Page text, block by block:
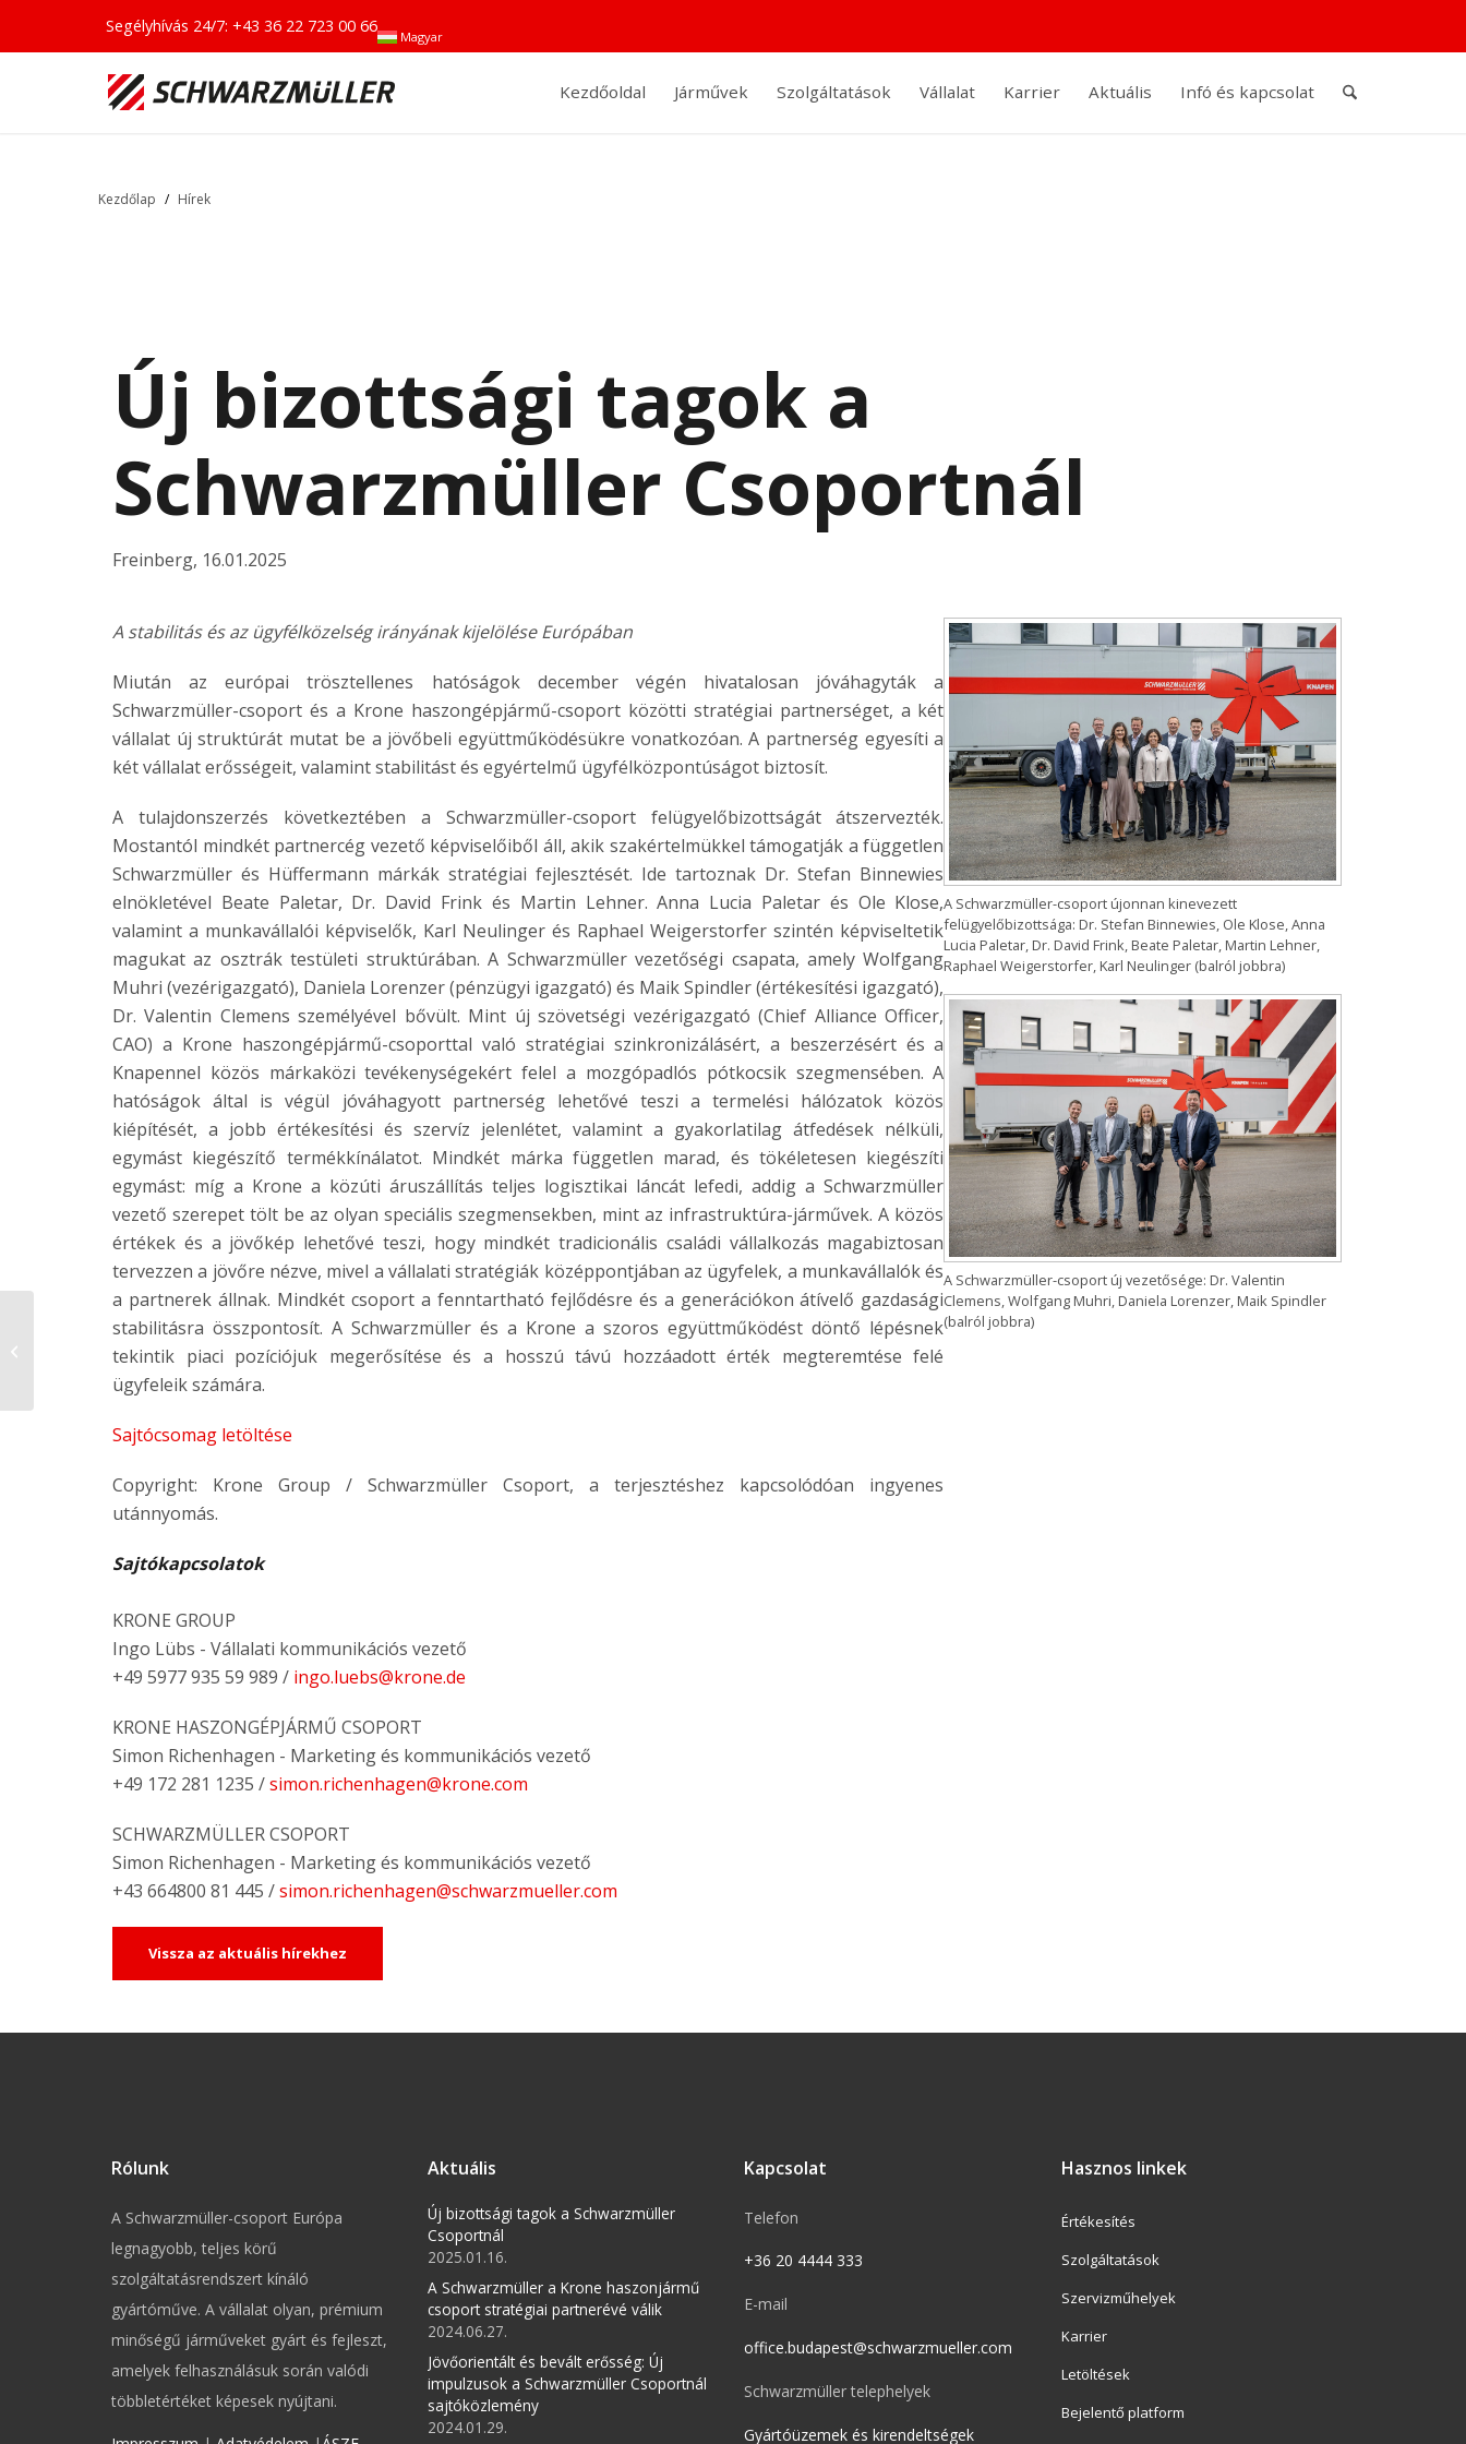
Magyar
Segélyhívás 24/7: +43 36 22 723 00 66
Kezdőoldal Járművek Szolgáltatások Vállalat Karrier Aktuális Infó és kapcsolat
Kezdőlap / Hírek
Új bizottsági tagok a
Schwarzmüller Csoportnál
Freinberg, 16.01.2025
A stabilitás és az ügyfélközelség irányának kijelölése Európában
Miután az európai trösztellenes hatóságok december végén hivatalosan jóváhagyták a
Schwarzmüller-csoport és a Krone haszongépjármű-csoport közötti stratégiai partnerséget, a két
vállalat új struktúrát mutat be a jövőbeli együttműködésükre vonatkozóan. A partnerség egyesíti a
két vállalat erősségeit, valamint stabilitást és egyértelmű ügyfélközpontúságot biztosít.
A tulajdonszerzés következtében a Schwarzmüller-csoport felügyelőbizottságát átszervezték.
Mostantól mindkét partnercég vezető képviselőiből áll, akik szakértelmükkel támogatják a független
Schwarzmüller és Hüffermann márkák stratégiai fejlesztését. Ide tartoznak Dr. Stefan Binnewies
elnökletével Beate Paletar, Dr. David Frink és Martin Lehner. Anna Lucia Paletar és Ole Klose,
valamint a munkavállalói képviselők, Karl Neulinger és Raphael Weigerstorfer szintén képviseltetik
magukat az osztrák testületi struktúrában. A Schwarzmüller vezetőségi csapata, amely Wolfgang
Muhri (vezérigazgató), Daniela Lorenzer (pénzügyi igazgató) és Maik Spindler (értékesítési igazgató),
Dr. Valentin Clemens személyével bővült. Mint új szövetségi vezérigazgató (Chief Alliance Officer,
CAO) a Krone haszongépjármű-csoporttal való stratégiai szinkronizálásért, a beszerzésért és a
Knapennel közös márkaközi tevékenységekért felel a mozgópadlós pótkocsik szegmensében. A
hatóságok által is végül jóváhagyott partnerség lehetővé teszi a termelési hálózatok közös
kiépítését, a jobb értékesítési és szervíz jelenlétet, valamint a gyakorlatilag átfedések nélküli,
egymást kiegészítő termékkínálatot. Mindkét márka független marad, és tökéletesen kiegészíti
egymást: míg a Krone a közúti áruszállítás teljes logisztikai láncát lefedi, addig a Schwarzmüller
vezető szerepet tölt be az olyan speciális szegmensekben, mint az infrastruktúra-járművek. A közös
értékek és a jövőkép lehetővé teszi, hogy mindkét tradicionális családi vállalkozás magabiztosan
tervezzen a jövőre nézve, mivel a vállalati stratégiák középpontjában az ügyfelek, a munkavállalók és
a partnerek állnak. Mindkét csoport a fenntartható fejlődésre és a generációkon átívelő gazdasági
stabilitásra összpontosít. A Schwarzmüller és a Krone a szoros együttműködést döntő lépésnek
tekintik piaci pozíciójuk megerősítése és a hosszú távú hozzáadott érték megteremtése felé
ügyfeleik számára.
Sajtócsomag letöltése
Copyright: Krone Group / Schwarzmüller Csoport, a terjesztéshez kapcsolódóan ingyenes
utánnyomás.
Sajtókapcsolatok
KRONE GROUP
Ingo Lübs - Vállalati kommunikációs vezető
+49 5977 935 59 989 / ingo.luebs@krone.de
KRONE HASZONGÉPJÁRMŰ CSOPORT
Simon Richenhagen - Marketing és kommunikációs vezető
+49 172 281 1235 /simon.richenhagen@krone.com
SCHWARZMÜLLER CSOPORT
Simon Richenhagen - Marketing és kommunikációs vezető
+43 664800 81 445 /simon.richenhagen@schwarzmueller.com
Vissza az aktuális hírekhez
A Schwarzmüller-csoport újonnan kinevezett
felügyelőbizottsága: Dr. Stefan Binnewies, Ole Klose, Anna
Lucia Paletar, Dr. David Frink, Beate Paletar, Martin Lehner,
Raphael Weigerstorfer, Karl Neulinger (balról jobbra)
A Schwarzmüller-csoport új vezetősége: Dr. Valentin
Clemens, Wolfgang Muhri, Daniela Lorenzer, Maik Spindler
(balról jobbra)
Rólunk
A Schwarzmüller-csoport Európa
legnagyobb, teljes körű
szolgáltatásrendszert kínáló
gyártóműve. A vállalat olyan, prémium
minőségű járműveket gyárt és fejleszt,
amelyek felhasználásuk során valódi
többletértéket képesek nyújtani.
Aktuális
Új bizottsági tagok a Schwarzmüller
Csoportnál
2025.01.16.
A Schwarzmüller a Krone haszonjármű
csoport stratégiai partnerévé válik
2024.06.27.
Jövőorientált és bevált erősség: Új
impulzusok a Schwarzmüller Csoportnál
sajtóközlemény
2024.01.29.
Kapcsolat
Telefon
+36 20 4444 333
E-mail
office.budapest@schwarzmueller.com
Schwarzmüller telephelyek
Gyártóüzemek és kirendeltségek
Hasznos linkek
Értékesítés
Szolgáltatások
Szervizműhelyek
Karrier
Letöltések
Bejelentő platform
A Schwarzmüller a
Krone haszonjármű
csoport stratégiai
partnerévé vá...